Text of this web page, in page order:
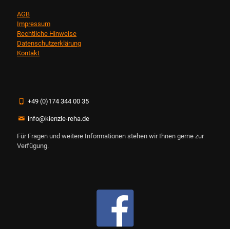
AGB
Impressum
Rechtliche Hinweise
Datenschutzerklärung
Kontakt
+49 (0)174 344 00 35
info@kienzle-reha.de
Für Fragen und weitere Informationen stehen wir Ihnen gerne zur
Verfügung.